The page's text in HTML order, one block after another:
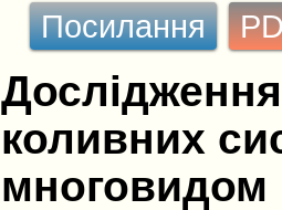
Посилання
коливних
многовидом